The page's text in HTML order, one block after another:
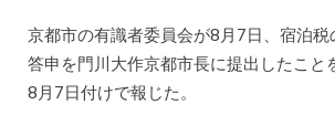
京都市の有識者委員会が8月7日、宿泊税
答申を門川大作京都市長に提出したこと
8月7日付けで報じた。